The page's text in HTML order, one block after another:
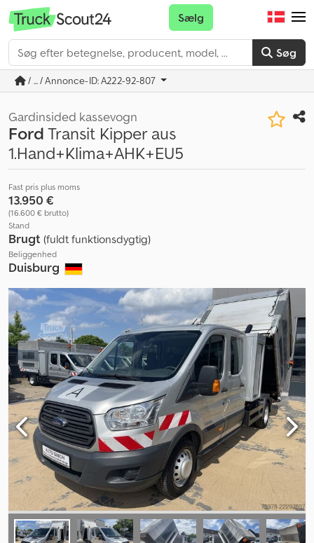
Søg
Sælg
/ ... / Annonce-ID: A222-92-807
Gardinsided kassevogn
FordTransit Kipper aus
1.Hand+Klima+AHK+EU5
Fast pris plus moms
13.950 €
(16.600 € brutto)
Stand
Brugt (fuldt funktionsdygtig)
Beliggenhed
Duisburg